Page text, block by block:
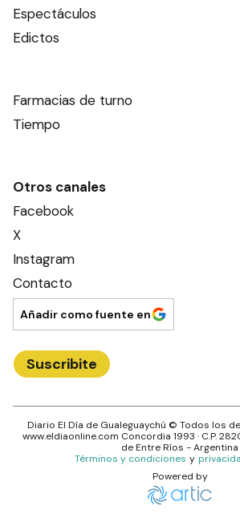
Espectáculos
Edictos
Farmacias de turno
Tiempo
Otros canales
Facebook
X
Instagram
Contacto
Añadir como fuente en
Suscribite
Diario El Día de Gualeguaychú © Todos los
www.eldiaonline.com Concordia 1993 · C.P.
deEntre Ríos - Argentina
Términos y condiciones y
Powered by